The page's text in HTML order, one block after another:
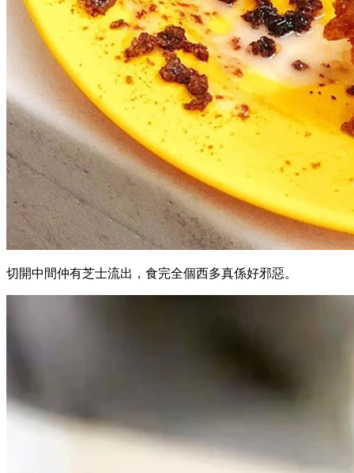
切開中間仲有芝士流出，食完全個西多真係好邪惡。